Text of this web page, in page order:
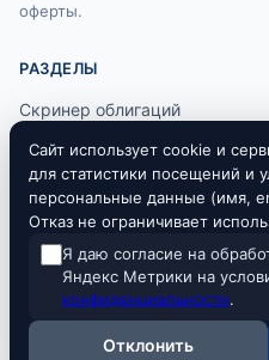
оферты.
РАЗДЕЛЫ
Скринер облигаций
Ключевая ставка ЦБ
RUONIA
Информация на сайте не
рекомендацией. Все данные
ознакомительных целях.
Сайт использует cookie и
для статистики посещений и
персональные данные (имя,
Отказ не ограничивает
Я даю согласие на
Яндекс Метрики на
конфиденциальности.
Отклонить